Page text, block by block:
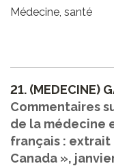
Médecine, santé
21. (MEDECINE)
Commentaires
de la médecine
français :
Canada »,